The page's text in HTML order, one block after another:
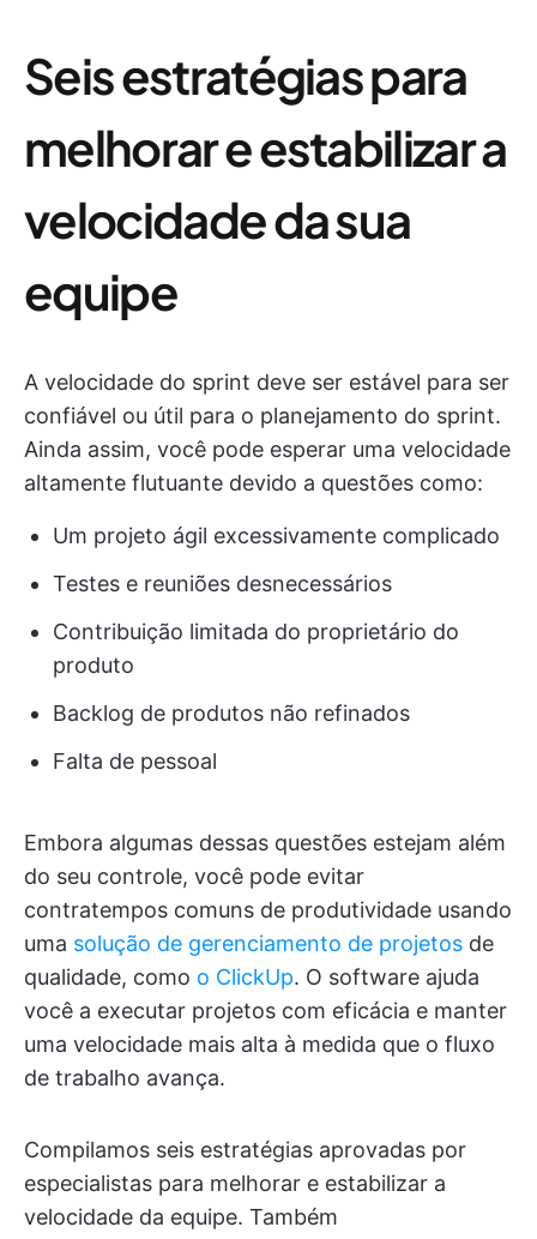
Seis estratégias para
melhorar e estabilizar a
velocidade da sua
equipe
A velocidade do sprint deve ser estável para ser
confiável ou útil para o planejamento do sprint.
Ainda assim, você pode esperar uma velocidade
altamente flutuante devido a questões como:
Um projeto ágil excessivamente complicado
Testes e reuniões desnecessários
Contribuição limitada do proprietário do
produto
Backlog de produtos não refinados
Falta de pessoal
Embora algumas dessas questões estejam além
do seu controle, você pode evitar
contratempos comuns de produtividade usando
uma solução de gerenciamento de projetos de
qualidade, como o ClickUp. O software ajuda
você a executar projetos com eficácia e manter
uma velocidade mais alta à medida que o fluxo
de trabalho avança.
Compilamos seis estratégias aprovadas por
especialistas para melhorar e estabilizar a
velocidade da equipe. Também